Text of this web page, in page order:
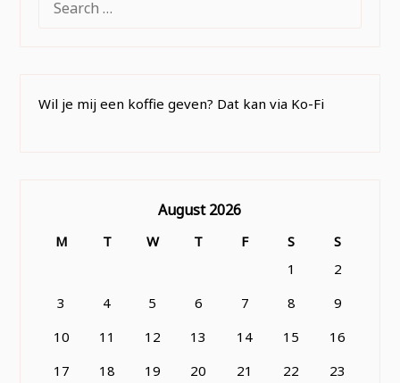
FOR:
Wil je mij een koffie geven? Dat kan via Ko-Fi
August 2026
M T W T F S
S
1
2
3
4 5 6 7 8
9
10
11 12 13 14 15
16
17
18 19 20 21 22
23